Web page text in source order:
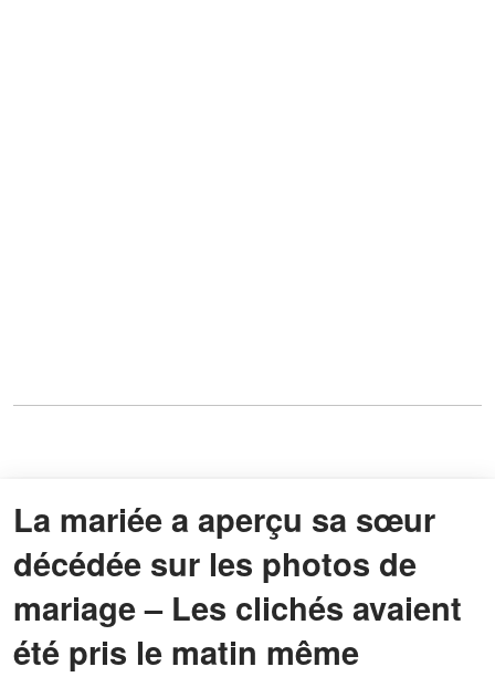
La mariée a aperçu sa sœur
décédée sur les photos de
mariage – Les clichés avaient
été pris le matin même